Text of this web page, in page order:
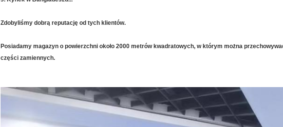
Zdobyliśmy dobrą reputację od tych klientów.
Posiadamy magazyn o powierzchni około 2000 metrów kwadratowych, w którym można
części zamiennych.